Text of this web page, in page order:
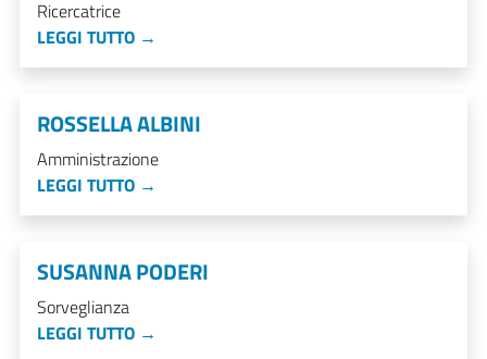
Ricercatrice
LEGGI TUTTO →
ROSSELLA ALBINI
Amministrazione
LEGGI TUTTO →
SUSANNA PODERI
Sorveglianza
LEGGI TUTTO →